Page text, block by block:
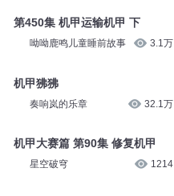
第450集 机甲运输机甲 下
呦呦鹿鸣儿童睡前故事 3.1万
机甲狒狒
奏响岚的乐章 32.1万
机甲大赛篇 第90集 修复机甲
星空破穹 1214